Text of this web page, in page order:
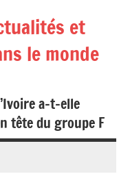
et
le monde
a-t-elle
tête du groupe F